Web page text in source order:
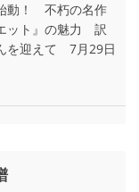
動！ 不朽の名作
ット』の魅力 訳
を迎えて 7月29日